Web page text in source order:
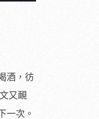
酒，彷
又靦
一次。